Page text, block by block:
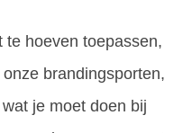
te hoeven toepassen,
brandingsporten,
je moet doen bij